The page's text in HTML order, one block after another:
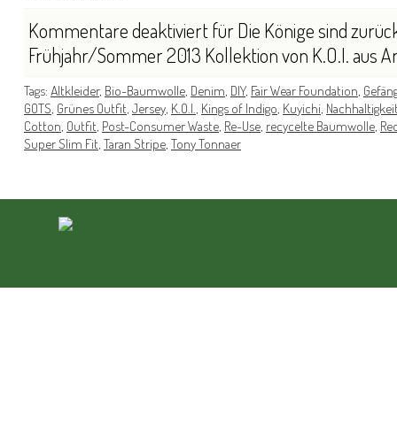
Kommentare deaktiviertfür Die Könige sind
Frühjahr/Sommer 2013 Kollektion von K.O.I. aus
Tags: Altkleider, Bio-Baumwolle, Denim, DIY, Fair Wear Foundation,
GOTS, Grünes Outfit, Jersey, K.O.I., Kings of Indigo, Kuyichi,
Cotton, Outfit, Post-Consumer Waste, Re-Use, recycelte Baumwolle,
Super Slim Fit, Taran Stripe, Tony Tonnaer